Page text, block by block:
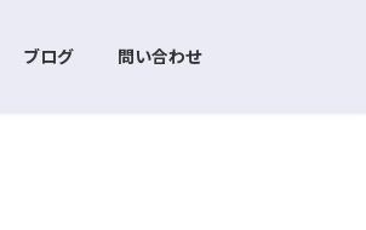
ブログ 問い合わせ